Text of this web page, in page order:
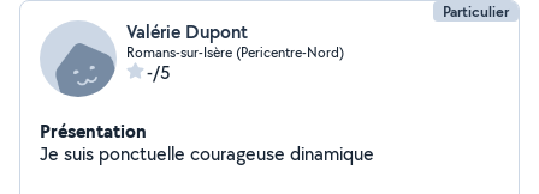
Particulier
Valérie Dupont
Romans-sur-Isère (Pericentre-Nord)
-/5
Présentation
Je suis ponctuelle courageuse dinamique